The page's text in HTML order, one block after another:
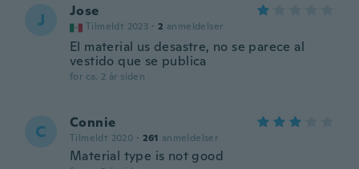
J Jose
Tilmeldt 2023 · 2 anmeldelser
El material us desastre, no se parece al
vestido que se publica
for ca. 2 år siden
C Connie
Tilmeldt 2020 · 261 anmeldelser
Material type is not good